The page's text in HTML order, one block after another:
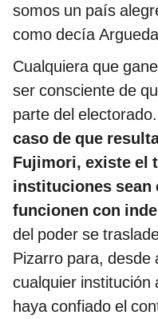
somos un país
como decía
Cualquiera que
ser consciente de
parte del
caso de que
Fujimori, existe el
instituciones sean
funcionen con
del poder se
Pizarro para, desde
cualquier institución
haya confiado el